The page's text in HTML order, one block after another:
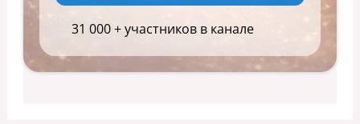
31 000 + участников в канале